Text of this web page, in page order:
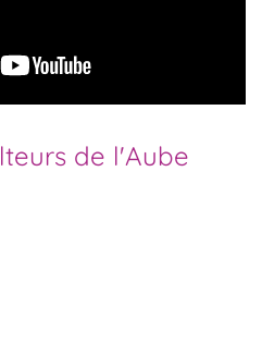
de l'Aube